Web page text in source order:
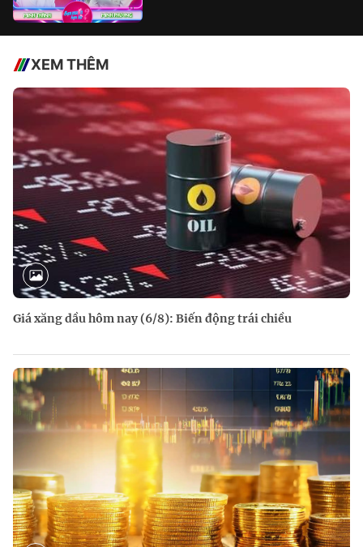
XEM THÊM
Giá xăng dầu hôm nay (6/8): Biến động trái chiều